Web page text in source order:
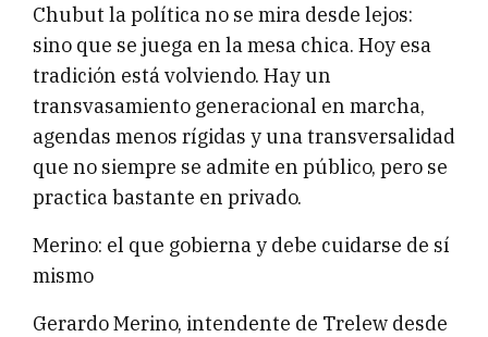
Chubut la política no se mira desde lejos:
sino que se juega en la mesa chica. Hoy esa
tradición está volviendo. Hay un
transvasamiento generacional en marcha,
agendas menos rígidas y una transversalidad
que no siempre se admite en público, pero se
practica bastante en privado.
Merino: el que gobierna y debe cuidarse de sí
mismo
Gerardo Merino, intendente de Trelew desde